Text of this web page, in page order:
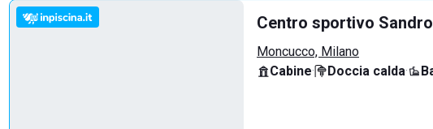
Centro sportivo
Moncucco, Milano
Cabine· Doccia calda·